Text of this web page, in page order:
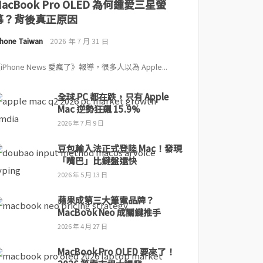
Pro OLED 為何鍾愛三星螢
？背後真正原因
Taiwan 2026 年 7 月 31 日
News 愛瘋了》報導，很多人以為 Apple...
全球 PC 都在跌，只有 Apple
Mac 逆勢狂飆 15.9%
2026 年 7 月 9 日
豆包輸入法正式登陸 Mac！發現
「嘴巴」比鍵盤還快
2026 年 5 月 13 日
蘋果成第三大筆電品牌？
MacBook Neo 成關鍵推手
2026 年 4 月 27 日
MacBook Pro OLED 要來了！